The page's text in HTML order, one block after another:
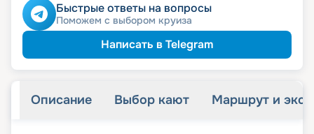
Быстрые ответы на вопросы
Поможем с выбором круиза
Написать в Telegram
Описание Выбор кают Маршрут и